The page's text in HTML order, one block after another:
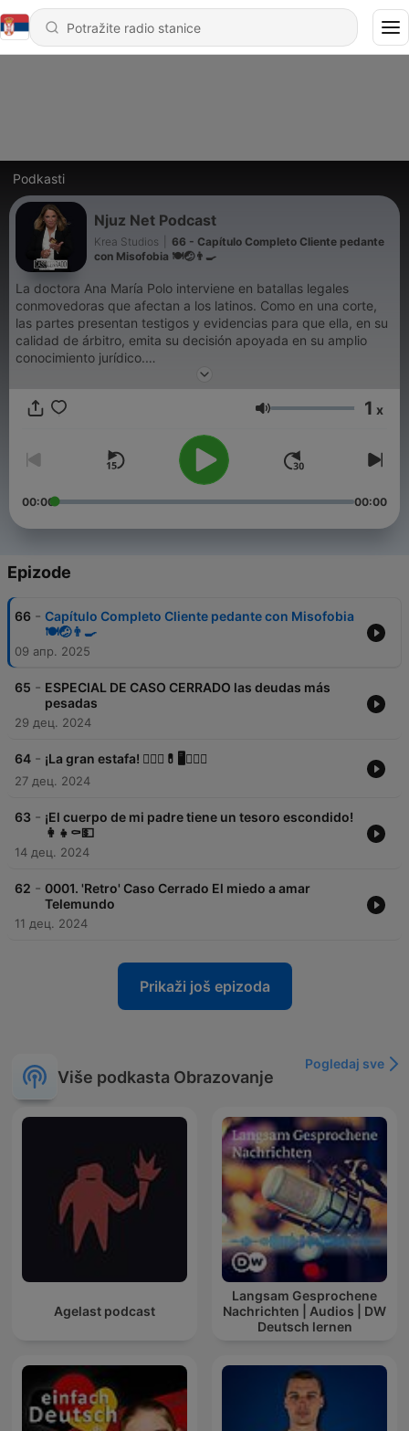
Podkasti
Njuz Net Podcast
Krea Studios
66 - Capítulo Completo Cliente pedante
con Misofobia 🍽️🤕👨‍🍳
La doctora Ana María Polo interviene en batallas legales
conmovedoras que afectan a los latinos. Como en una corte,
las partes presentan testigos y evidencias para que ella, en su
calidad de árbitro, emita su decisión apoyada en su amplio
conocimiento jurídico.
Jačina zvuka 1 x
00:00 00:00
Epizode
66 - Capítulo Completo Cliente pedante con Misofobia
🍽️🤕👨‍🍳
09 апр. 2025
65 - ESPECIAL DE CASO CERRADO las deudas más
pesadas
29 дец. 2024
64 - ¡La gran estafa! 👩🏼‍⚕💊🖥️👯🏻‍♂
27 дец. 2024
63 - ¡El cuerpo de mi padre tiene un tesoro escondido!
👩‍👧⚰️💵
14 дец. 2024
62 - 0001. 'Retro' Caso Cerrado El miedo a amar
Telemundo
11 дец. 2024
Prikaži još epizoda
Više podkasta Obrazovanje
Pogledaj sve
Agelast podcast
Langsam Gesprochene
Nachrichten | Audios | DW
Deutsch lernen